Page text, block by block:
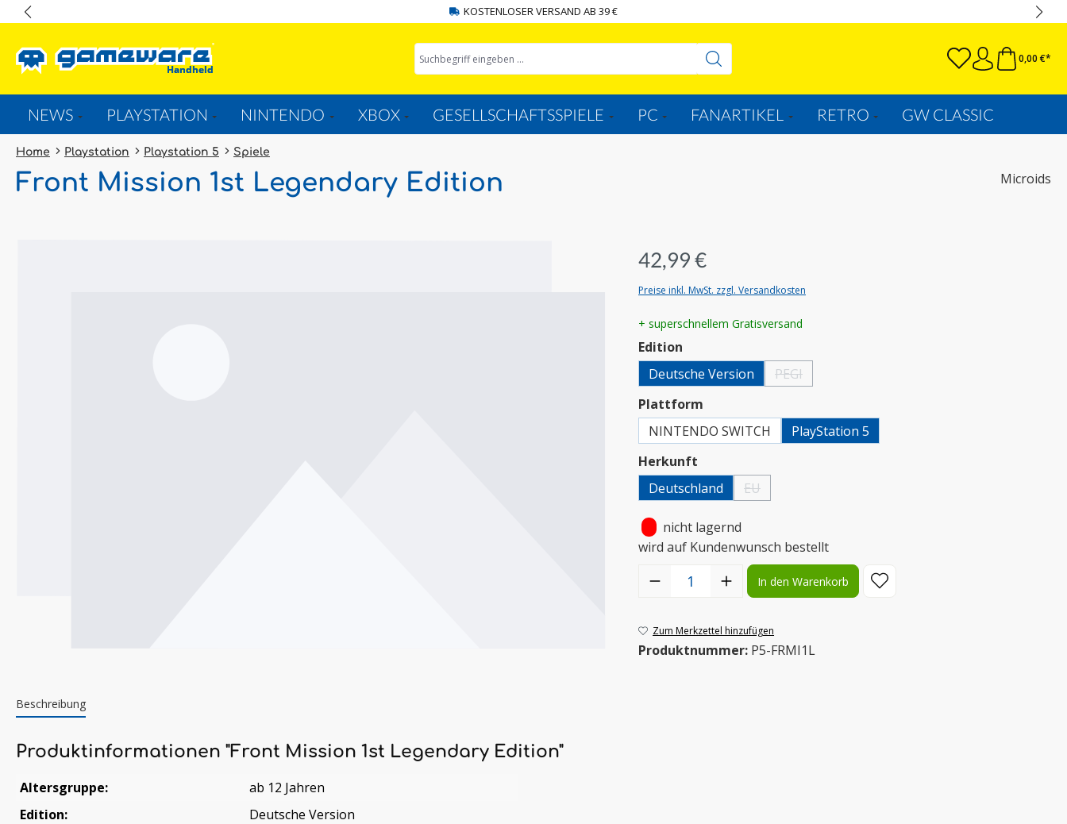
KOSTENLOSER VERSAND AB 39 €
0,00 €*
NEWS PLAYSTATION NINTENDO XBOX GESELLSCHAFTSSPIELE PC FANARTIKEL RETRO GW CLASSIC
Home Playstation Playstation 5 Spiele
Front Mission 1st Legendary Edition Microids
42,99 €
Preise inkl. MwSt. zzgl. Versandkosten
+ superschnellem Gratisversand
Edition
Deutsche Version
PEGI(Diese Option ist zurzeit nicht verfügbar.)
Plattform
NINTENDO SWITCH
PlayStation 5
Herkunft
Deutschland
EU(Diese Option ist zurzeit nicht verfügbar.)
nicht lagernd
wird auf Kundenwunsch bestellt
Produkt Anzahl: Gib den gewünschten Wert ein oder benutze die
In den Warenkorb
Zum Merkzettel hinzufügen
Produktnummer: P5-FRMI1L
Beschreibung
Produktinformationen "Front Mission 1st Legendary Edition"
Altersgruppe:
ab 12 Jahren
Edition:
Deutsche Version